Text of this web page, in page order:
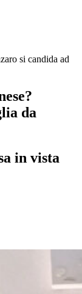
si candida ad
da
in vista